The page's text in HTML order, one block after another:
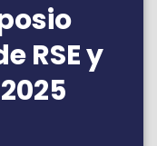
RSE y